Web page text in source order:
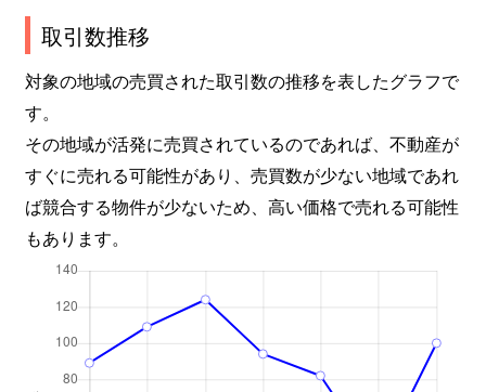
取引数推移
対象の地域の売買された取引数の推移を表したグラフで
す。
その地域が活発に売買されているのであれば、不動産が
すぐに売れる可能性があり、売買数が少ない地域であれ
ば競合する物件が少ないため、高い価格で売れる可能性
もあります。